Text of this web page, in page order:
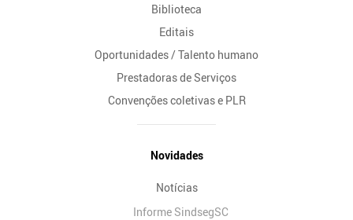
Biblioteca
Editais
Oportunidades / Talento humano
Prestadoras de Serviços
Convenções coletivas e PLR
Novidades
Notícias
Informe SindsegSC